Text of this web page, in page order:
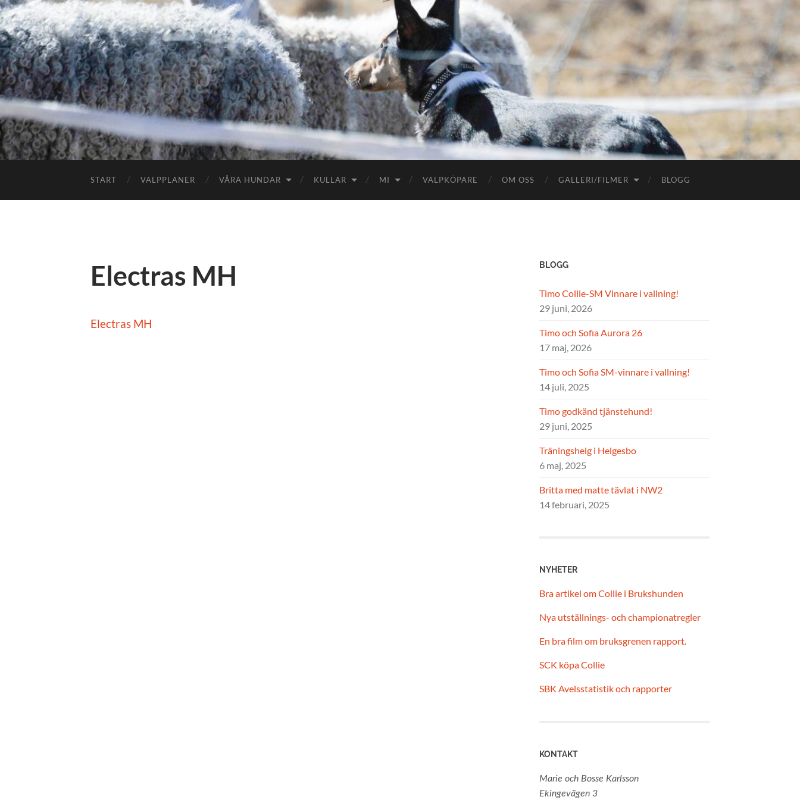
START VALPPLANER VÅRA HUNDAR KULLAR MI VALPKÖPARE OM OSS GALLERI/FILMER BLOGG
Electras MH
Electras MH
BLOGG
Timo Collie-SM Vinnare i vallning!
29 juni, 2026
Timo och Sofia Aurora 26
17 maj, 2026
Timo och Sofia SM-vinnare i vallning!
14 juli, 2025
Timo godkänd tjänstehund!
29 juni, 2025
Träningshelg i Helgesbo
6 maj, 2025
Britta med matte tävlat i NW2
14 februari, 2025
NYHETER
Bra artikel om Collie i Brukshunden
Nya utställnings- och championatregler
En bra film om bruksgrenen rapport.
SCK köpa Collie
SBK Avelsstatistik och rapporter
KONTAKT
Marie och Bosse Karlsson
Ekingevägen 3